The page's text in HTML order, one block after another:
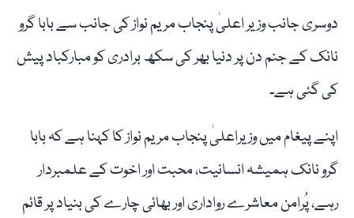
دوسری جانب وزیر اعلیٰ پنجاب مریم نواز کی جانب سے بابا گرو
نانک کے جنم دن پر دنیا بھر کی سکھ برادری کو مبارکباد پیش
کی گئی ہے۔
اپنے پیغام میں وزیراعلیٰ پنجاب مریم نواز کا کہنا ہے کہ بابا
گرو نانک ہمیشہ انسانیت، محبت اور اخوت کے علمبردار
رہے، پُرامن معاشرے رواداری اور بھائی چارے کی بنیاد پر قائم